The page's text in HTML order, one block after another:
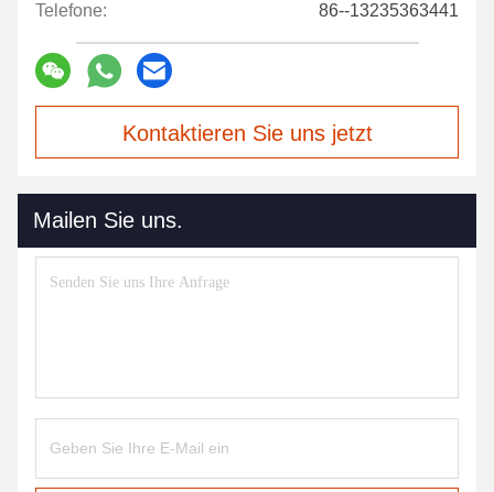
Telefone: 86--13235363441
Kontaktieren Sie uns jetzt
Mailen Sie uns.